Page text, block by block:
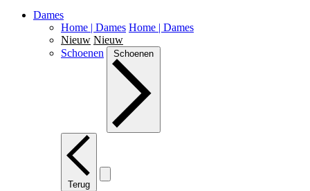
Dames
Home | Dames Home | Dames
Nieuw Nieuw
Schoenen
Schoenen
Terug